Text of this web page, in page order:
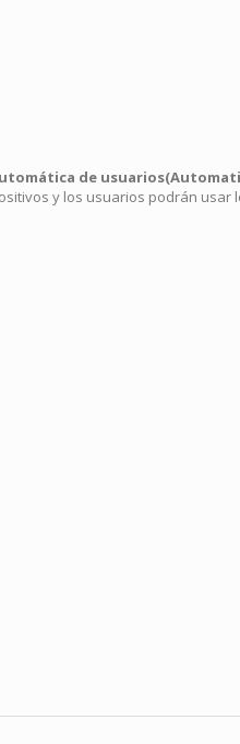
de
y los usuarios podrán usar